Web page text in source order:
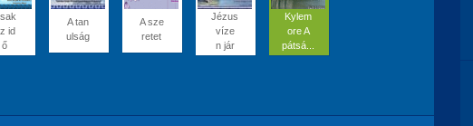
id
ő
A tan
ulság
A sze
retet
Jézus
víze
n jár
Kylem
ore A
pátsá...